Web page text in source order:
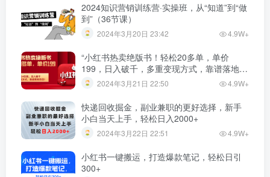
2024知识营销训练营·实操班，从“知道”到“做
到”（36节课）
2024年3月20日 23:42 4.9W+
“小红书热卖绝版书！轻松20多单，单价
199，日入破千，多重变现方式，靠谱落地项
目！”2024年3月21日 22:50 4.9W+
快递回收掘金，副业兼职的更好选择，新手
小白当天上手，轻松日入2000+
2024年3月22日 22:51 4.9W+
小红书一键搬运，打造爆款笔记，轻松日引
300+